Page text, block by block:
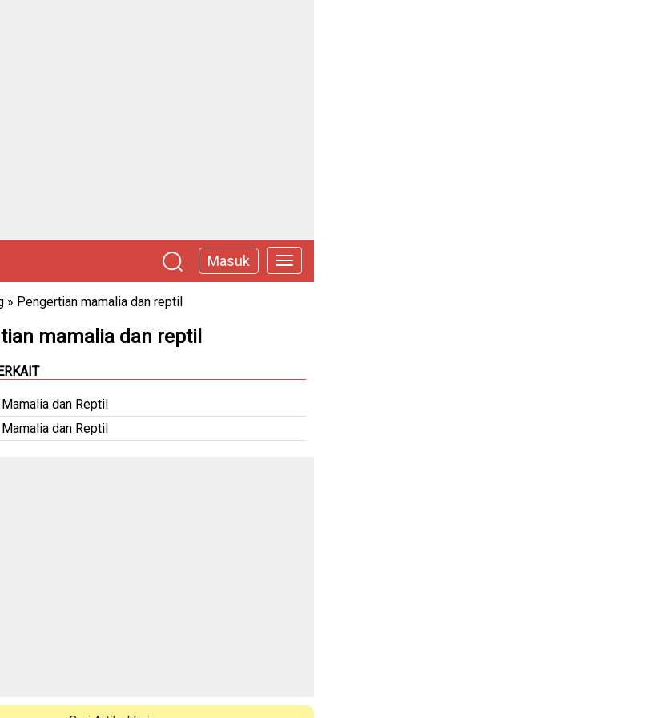
Masuk
» Pengertian mamalia dan reptil
mamalia dan reptil
dan Reptil
dan Reptil